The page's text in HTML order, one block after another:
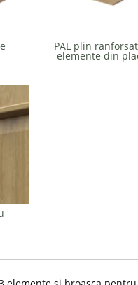
PAL plin
elemente din